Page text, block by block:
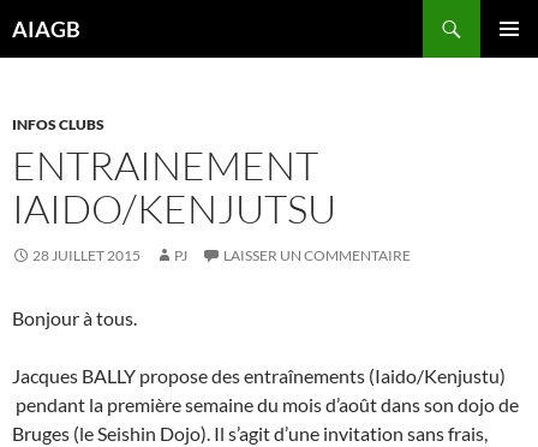
auAIAGB
INFOS CLUBS
ENTRAINEMENT
IAIDO/KENJUTSU
28 JUILLET 2015 PJ LAISSER UN COMMENTAIRE
Bonjour à tous.
Jacques BALLY propose des entraînements (Iaido/Kenjustu)
pendant la première semaine du mois d’août dans son dojo de
Bruges (le Seishin Dojo). Il s’agit d’une invitation sans frais,